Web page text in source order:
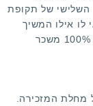
השלישי של תקופת
לו אילו המשיך
לעבוד. עבור היום הרביעי ואילך, זכאי העובד ל- 100% משכר
מחלת המזכירה.